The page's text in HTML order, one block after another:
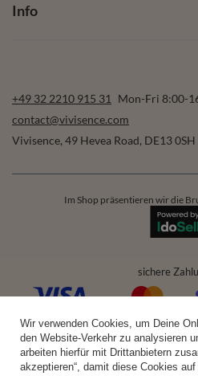
Info
+49 32 2210 915 31
Mon-Fri 8:00-
contact@vivisence.com
Vivisence, 49 Hevea Road, DE13 0SH
Im Shop präsentieren wir die
sichere
bequeme
Wir verwenden Cookies, um Deine
den Website-Verkehr zu analysieren
arbeiten hierfür mit Drittanbietern
akzeptieren“, damit diese Cookies